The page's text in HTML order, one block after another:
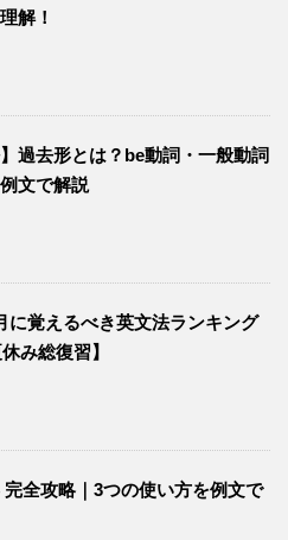
解！
】過去形とは？be動詞・一般動詞
文で解説
に覚えるべき英文法ランキング
み総復習】
全攻略｜3つの使い方を例文で